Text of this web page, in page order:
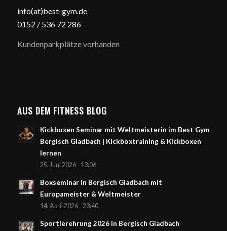
info(at)best-gym.de
0152 / 536 72 286
Kundenparkplätze vorhanden
AUS DEM FITNESS BLOG
Kickboxen Seminar mit Weltmeisterin im Best Gym
Bergisch Gladbach | Kickboxtraining & Kickboxen
lernen
25. Juni 2026 - 13:06
Boxseminar in Bergisch Gladbach mit
Europameister & Weltmeister
14. April 2026 - 23:40
Sportlerehrung 2026 in Bergisch Gladbach